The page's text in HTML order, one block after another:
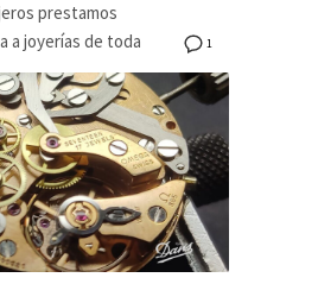
1
prestamos
a joyerías de toda